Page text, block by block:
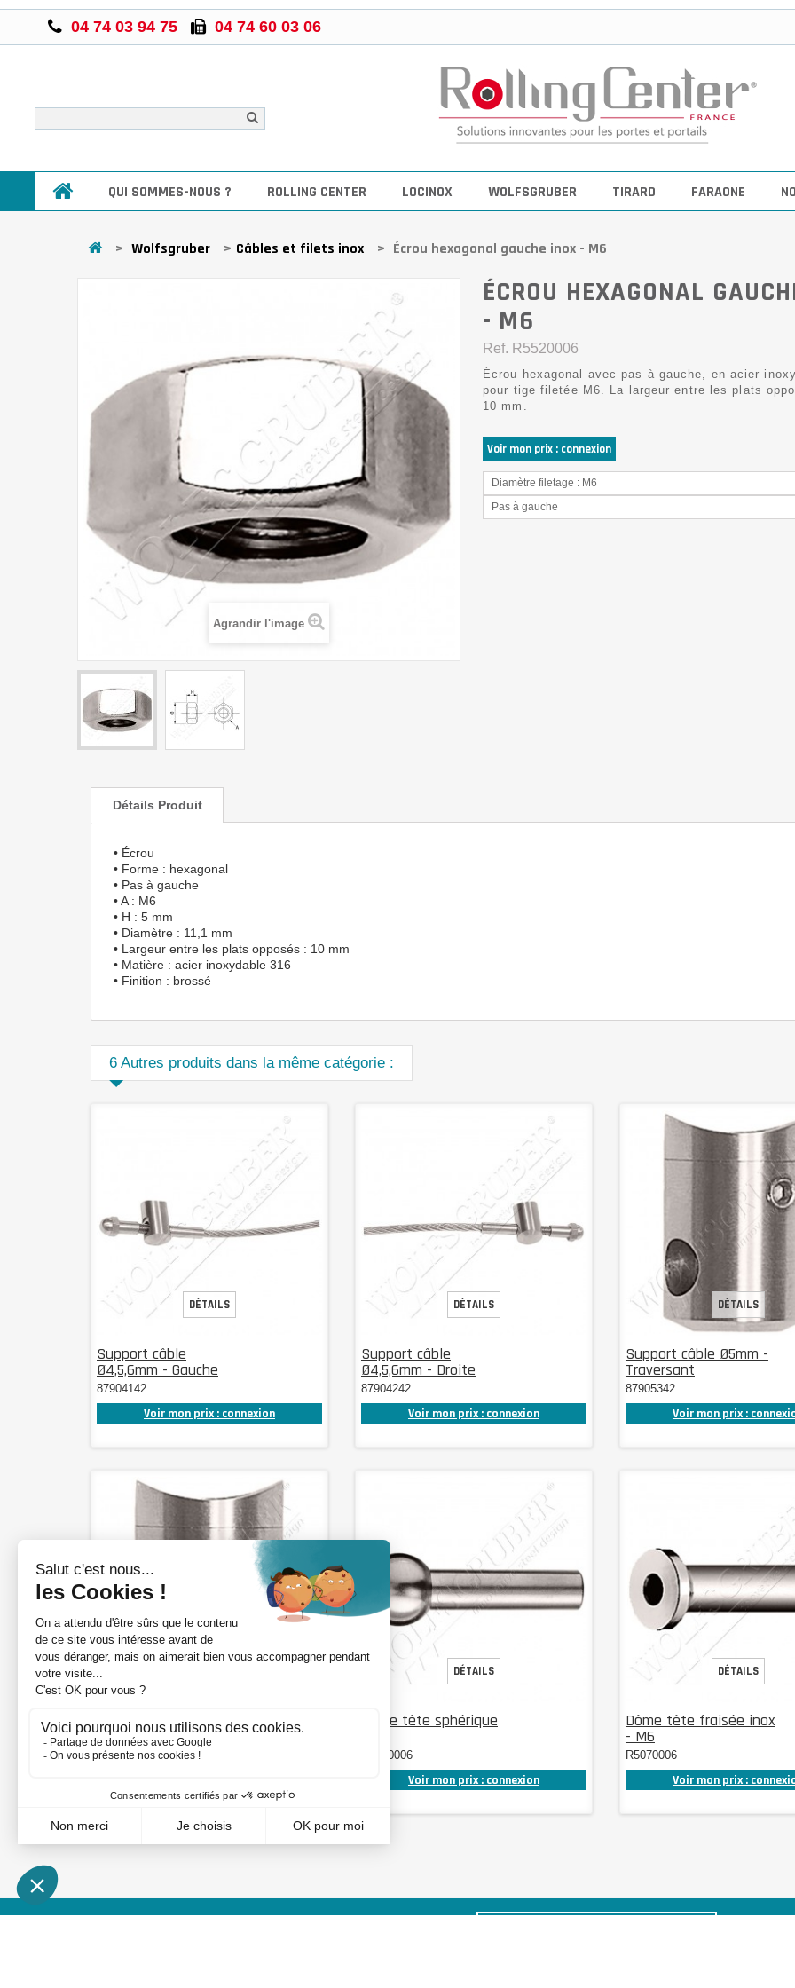
04 74 03 94 75 04 74 60 03 06
QUI SOMMES-NOUS ? ROLLING CENTER LOCINOX WOLFSGRUBER TIRARD FARAONE
> Wolfsgruber > Câbles et filets inox > Écrou hexagonal gauche inox - M6
Agrandir l'image
ÉCROU HEXAGONAL
- M6
Ref. R5520006
Écrou hexagonal avec pas à gauche, en acier
pour tige filetée M6. La largeur entre les plats
10 mm.
Voir mon prix : connexion
Diamètre filetage : M6
Pas à gauche
Détails Produit
• Écrou
• Forme : hexagonal
• Pas à gauche
• A : M6
• H : 5 mm
• Diamètre : 11,1 mm
• Largeur entre les plats opposés : 10 mm
• Matière : acier inoxydable 316
• Finition : brossé
6 Autres produits dans la même catégorie :
Support câble
Ø4,5,6mm - Gauche
87904142
Voir mon prix : connexion
DÉTAILS
Support câble
Ø4,5,6mm - Droite
87904242
Voir mon prix : connexion
DÉTAILS
Support câble Ø5mm -
Traversant
87905342
Voir mon prix :
DÉTAILS
Support câble Ø6mm -
Traversant
87906342
Dôme tête sphérique
R5010006
Voir mon prix : connexion
DÉTAILS
Dôme tête fraisée inox
- M6
R5070006
Voir mon prix :
DÉTAILS